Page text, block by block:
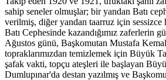
sahip seneler olmuşlar; bir yandan Batı
verilmiş, diğer yandan taarruz için sessizce
Batı Cephesinde kazandığımız zaferlerin
Ağustos günü, Başkomutan Mustafa
topraklarımızdan temizlemek için Büyük
şafak vakti, topçu ateşleri ile başlayan
Dumlupınar'da destan yazılmış ve